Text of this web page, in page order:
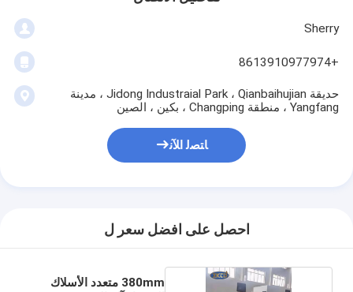
Sherry
+8613910977974
حديقة Jidong Industraial Park ، Qianbaihujian ، مدينة
Yangfang ، منطقة Changping ، بكين ، الصين
ﺎﺘﺼﻟ ﺍﻶﻧ
احصل على افضل سعر ل
380mm متعدد الأسلاك